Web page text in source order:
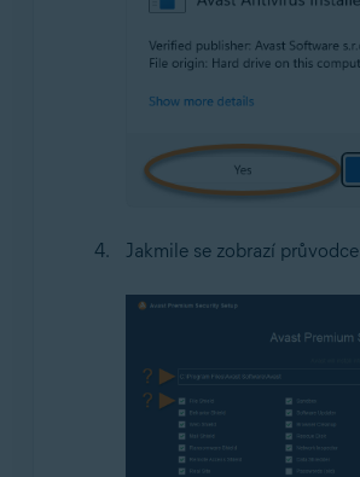
Jakmile se zobrazí průvodce